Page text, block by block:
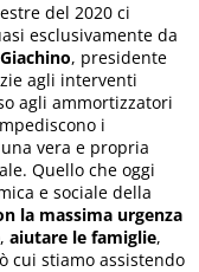
del 2020 ci
esclusivamente da
, presidente
agli interventi
agli ammortizzatori
i
vera e propria
Quello che oggi
e sociale della
la massima urgenza
,aiutare le famiglie,
cui stiamo assistendo